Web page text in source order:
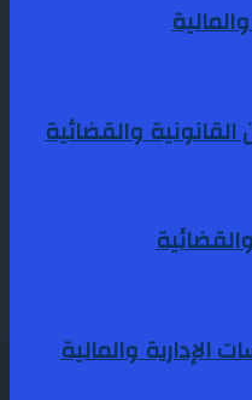
والقضائية
الإدارية والمالية